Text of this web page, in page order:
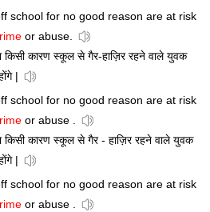
school for no good reason are at risk
or abuse.
किसी कारण स्कूल से गैर-हाज़िर रहने वाले युवक
|
school for no good reason are at risk
or abuse .
किसी कारण स्कूल से गैर - हाज़िर रहने वाले युवक
|
school for no good reason are at risk
or abuse .